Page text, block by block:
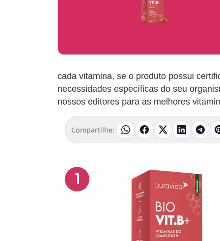
cada vitamina, se o produto possui
necessidades específicas do seu
nossos editores para as melhores
Compartilhe:
1